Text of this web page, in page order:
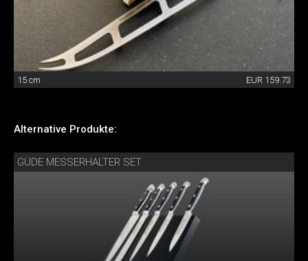
15 cm EUR 159.73
Alternative Produkte:
GÜDE MESSERHALTER SET